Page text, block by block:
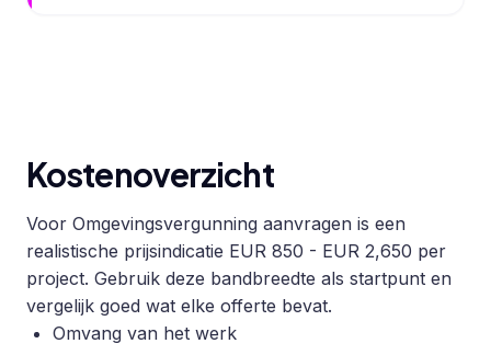
Kostenoverzicht
Voor Omgevingsvergunning aanvragen is een
realistische prijsindicatie EUR 850 - EUR 2,650 per
project. Gebruik deze bandbreedte als startpunt en
vergelijk goed wat elke offerte bevat.
Omvang van het werk